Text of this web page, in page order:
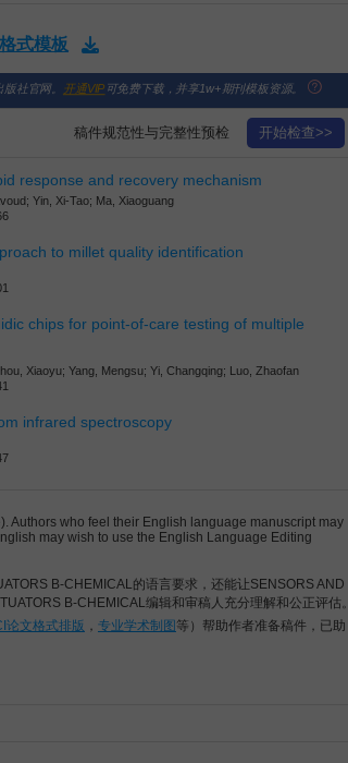
式模板
社官网。 开通VIP 可免费下载，并享1w+期刊模板资源。
稿件规范性与完整性预检 开始检查>>
response and recovery mechanism
Yin, Xi-Tao; Ma, Xiaoguang
to millet quality identification
chips for point-of-care testing of multiple
Xiaoyu; Yang, Mengsu; Yi, Changqing; Luo, Zhaofan
infrared spectroscopy
Authors who feel their English language manuscript may
may wish to use the English Language Editing
B-CHEMICAL的语言要求，还能让SENSORS AND
B-CHEMICAL编辑和审稿人充分理解和公正评估。
论文格式排版 ， 专业学术制图 等）帮助作者准备稿件，已助